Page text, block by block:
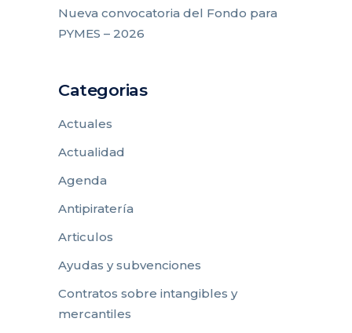
Nueva convocatoria del Fondo para
PYMES – 2026
Categorias
Actuales
Actualidad
Agenda
Antipiratería
Articulos
Ayudas y subvenciones
Contratos sobre intangibles y
mercantiles